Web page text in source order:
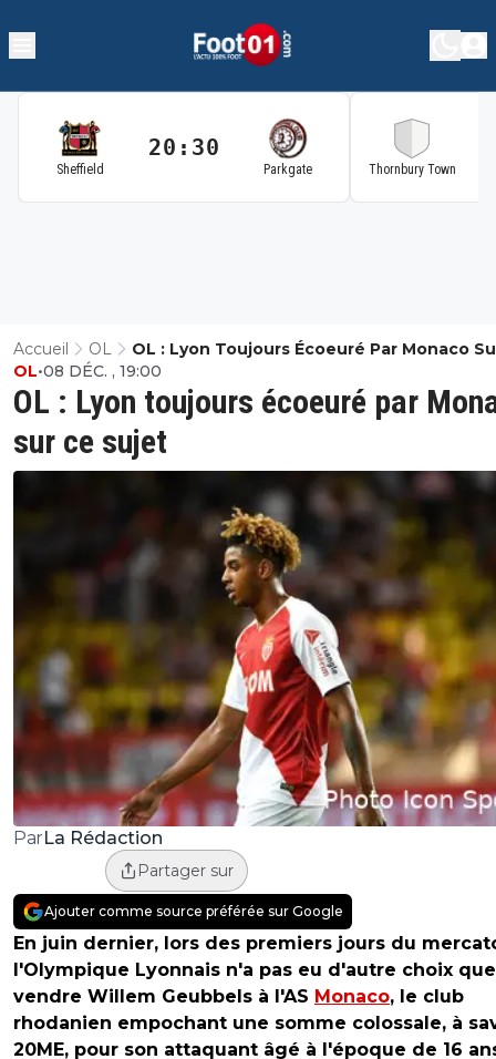
Sheffield
20:30
Parkgate Thornbury Town
Accueil OL
OL : Lyon Toujours Écoeuré Par Monaco
Sujet
OL : Lyon toujours écoeuré par
sur ce sujet
OL•08 DÉC. , 19:00
ParLa Rédaction
Partager sur
Ajouter comme source préférée sur Google
En juin dernier, lors des premiers jours du
l'Olympique Lyonnais n'a pas eu d'autre choix
vendre Willem Geubbels à l'AS Monaco, le club
rhodanien empochant une somme colossale, à
20ME, pour son attaquant âgé à l'époque de 16